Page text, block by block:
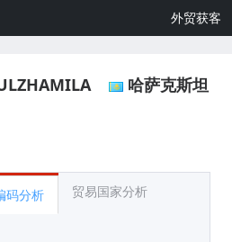
外贸获客
哈萨克斯坦
码分析 贸易国家分析